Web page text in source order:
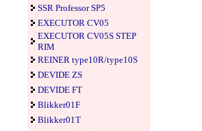
SSR Professor SP5
EXECUTOR CV05
EXECUTOR CV05S STEP
RIM
REINER type10R/type10S
DEVIDE ZS
DEVIDE FT
Blikker01F
Blikker01T